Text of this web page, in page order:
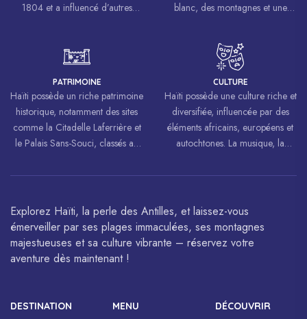
1804 et a influencé d’autres
luttes pour la liberté et l’égalité.
blanc, des montagnes et une
PATRIMOINE
Haïti possède un riche patrimoine
historique, notamment des sites
comme la Citadelle Laferrière et
le Palais Sans-Souci, classés au
l’UNESCO.
CULTURE
Haïti possède une culture riche et
diversifiée, influencée par des
éléments africains, européens et
autochtones. La musique, la
sont célébrés à travers le monde.
Explorez Haïti, la perle des Antilles, et laissez-vous
émerveiller par ses plages immaculées, ses montagnes
majestueuses et sa culture vibrante – réservez votre
aventure dès maintenant !
DESTINATION MENU DÉCOUVRIR